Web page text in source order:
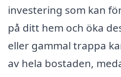
investering som kan
på ditt hem och öka
eller gammal trappa
av hela bostaden,